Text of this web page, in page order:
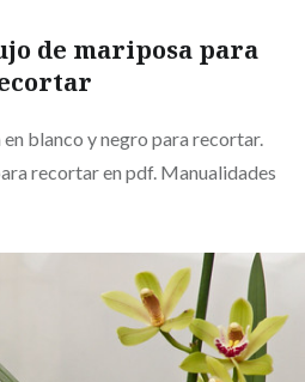
de mariposa para
blanco y negro para recortar.
recortar en pdf. Manualidades